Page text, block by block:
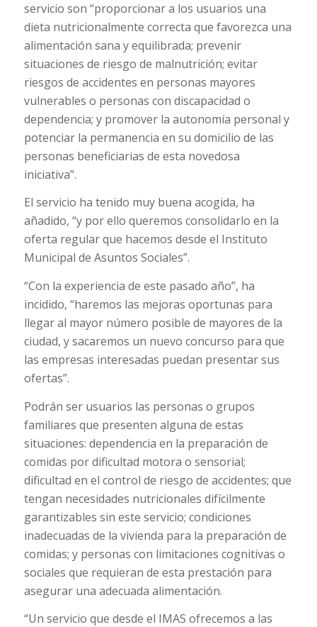
servicio son “proporcionar a los usuarios una
dieta nutricionalmente correcta que favorezca una
alimentación sana y equilibrada; prevenir
situaciones de riesgo de malnutrición; evitar
riesgos de accidentes en personas mayores
vulnerables o personas con discapacidad o
dependencia; y promover la autonomía personal y
potenciar la permanencia en su domicilio de las
personas beneficiarias de esta novedosa
iniciativa”.
El servicio ha tenido muy buena acogida, ha
añadido, “y por ello queremos consolidarlo en la
oferta regular que hacemos desde el Instituto
Municipal de Asuntos Sociales”.
“Con la experiencia de este pasado año”, ha
incidido, “haremos las mejoras oportunas para
llegar al mayor número posible de mayores de la
ciudad, y sacaremos un nuevo concurso para que
las empresas interesadas puedan presentar sus
ofertas”.
Podrán ser usuarios las personas o grupos
familiares que presenten alguna de estas
situaciones: dependencia en la preparación de
comidas por dificultad motora o sensorial;
dificultad en el control de riesgo de accidentes; que
tengan necesidades nutricionales difícilmente
garantizables sin este servicio; condiciones
inadecuadas de la vivienda para la preparación de
comidas; y personas con limitaciones cognitivas o
sociales que requieran de esta prestación para
asegurar una adecuada alimentación.
“Un servicio que desde el IMAS ofrecemos a las